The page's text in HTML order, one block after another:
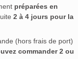
préparées en
2 à 4 jours pour la
(hors frais de port)
commander 2 ou